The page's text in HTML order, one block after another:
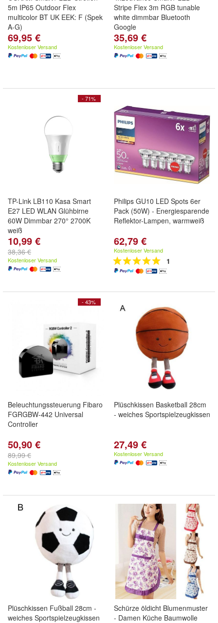
5m IP65 Outdoor Flex
multicolor BT UK EEK: F (Spek
A-G)
69,95 €
Kostenloser Versand
Stripe Flex 3m RGB tunable
white dimmbar Bluetooth
Google
35,69 €
Kostenloser Versand
- 71%
TP-Link LB110 Kasa Smart
E27 LED WLAN Glühbirne
60W Dimmbar 270° 2700K
weiß
10,99 €
38,36 €
Kostenloser Versand
Philips GU10 LED Spots 6er
Pack (50W) - Energiesparende
Reflektor-Lampen, warmweiß
62,79 €
Kostenloser Versand
1
- 43%
Beleuchtungssteuerung Fibaro
FGRGBW-442 Universal
Controller
50,90 €
89,99 €
Kostenloser Versand
Plüschkissen Basketball 28cm
- weiches Sportspielzeugkissen
27,49 €
Kostenloser Versand
Plüschkissen Fußball 28cm -
weiches Sportspielzeugkissen
Schürze öldicht Blumenmuster
- Damen Küche Baumwolle